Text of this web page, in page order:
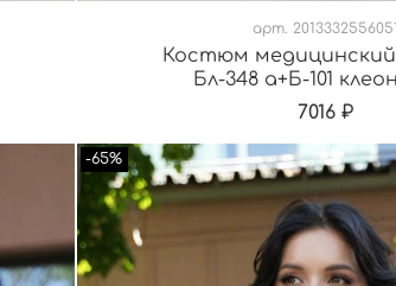
арт.
Костюм
Бл-348 а+Б-101
7016 ₽
-65%